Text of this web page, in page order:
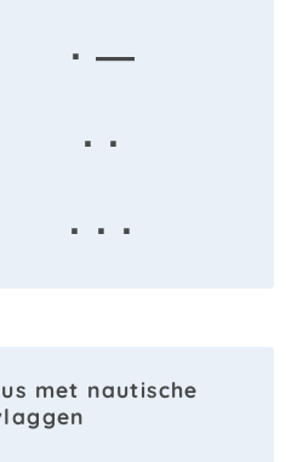
· —
· ·
· · ·
met nautische